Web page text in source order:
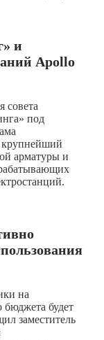
и
Apollo
совета
под
арматуры и
на
бюджета будет
заместитель